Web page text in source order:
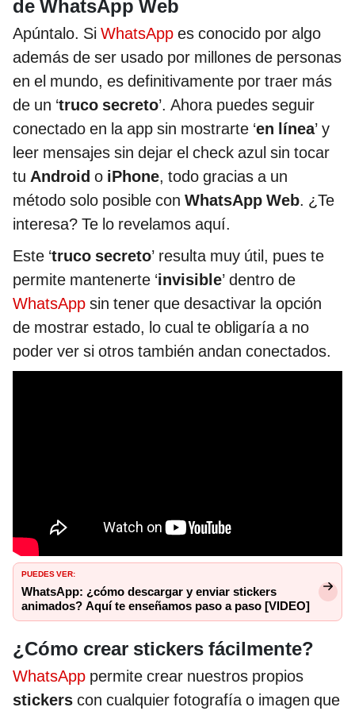
de WhatsApp Web
Apúntalo. Si WhatsApp es conocido por algo
además de ser usado por millones de personas
en el mundo, es definitivamente por traer más
de un ‘truco secreto’. Ahora puedes seguir
conectado en la app sin mostrarte ‘en línea’ y
leer mensajes sin dejar el check azul sin tocar
tu Android o iPhone, todo gracias a un
método solo posible con WhatsApp Web. ¿Te
interesa? Te lo revelamos aquí.
Este ‘truco secreto’ resulta muy útil, pues te
permite mantenerte ‘invisible’ dentro de
WhatsApp sin tener que desactivar la opción
de mostrar estado, lo cual te obligaría a no
poder ver si otros también andan conectados.
PUEDES VER:
WhatsApp: ¿cómo descargar y enviar stickers
animados? Aquí te enseñamos paso a paso [VIDEO]
¿Cómo crear stickers fácilmente?
WhatsApp permite crear nuestros propios
stickers con cualquier fotografía o imagen que